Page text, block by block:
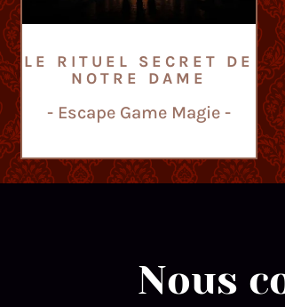
LE RITUEL SECRET DE
NOTRE DAME
- Escape Game Magie -
Nous